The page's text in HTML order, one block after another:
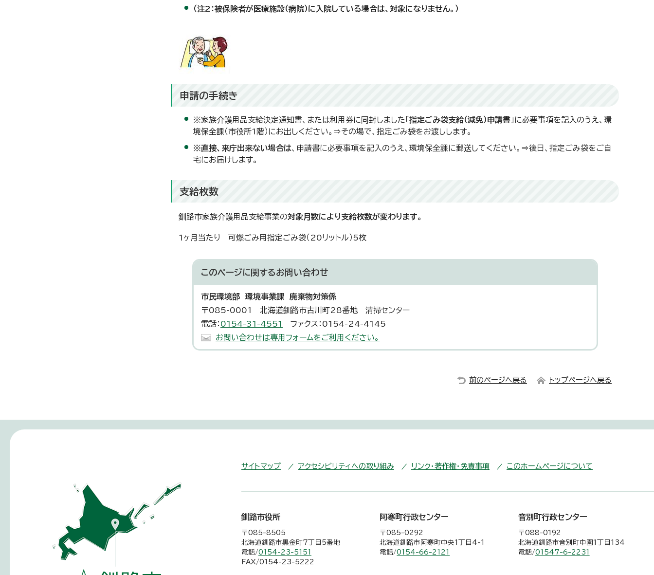
（注2：被保険者が医療施設（病院）に入院している場合は、対象になりません。）
申請の手続き
※家族介護用品支給決定通知書、または利用券に同封しました「 指定ごみ袋支給（減免）申請書 」に必要事項を記入のうえ、環
境保全課（市役所1階）にお出しください。⇒その場で、指定ごみ袋をお渡しします。
※直接、来庁出来ない場合は、申請書に必要事項を記入のうえ、環境保全課に郵送してください。⇒後日、指定ごみ袋をご自
宅にお届けします。
支給枚数
釧路市家族介護用品支給事業の対象月数により支給枚数が変わります。
1ヶ月当たり 可燃ごみ用指定ごみ袋（20リットル）5枚
このページに関するお問い合わせ
市民環境部 環境事業課 廃棄物対策係
〒085-0001 北海道釧路市古川町28番地 清掃センター
電話： 0154-31-4551
ファクス：0154-24-4145
お問い合わせは専用フォームをご利用ください。
前のページへ戻る トップページへ戻る
サイトマップ アクセシビリティへの取り組み リンク・著作権・免責事項 このホームページについて
釧路市役所
〒085-8505
北海道釧路市黒金町7丁目5番地
電話/0154-23-5151
FAX/0154-23-5222
阿寒町行政センター
〒085-0292
北海道釧路市阿寒町中央1丁目4-1
電話/0154-66-2121
音別町行政センター
〒088-0192
北海道釧路市音別町中園1丁目134
電話/01547-6-2231